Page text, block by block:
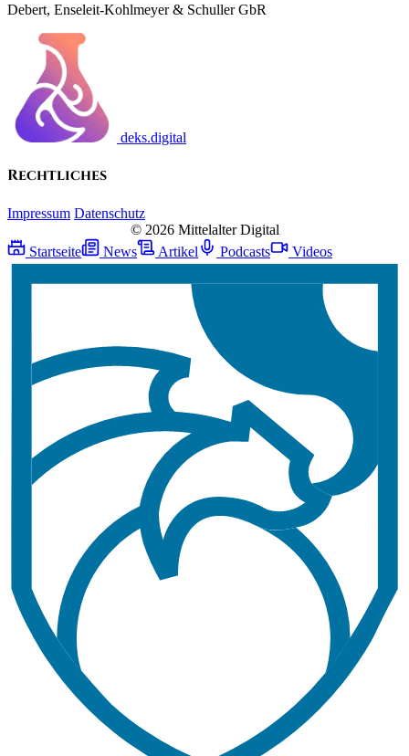
Debert, Enseleit-Kohlmeyer & Schuller GbR
deks.digital
Rechtliches
Impressum Datenschutz
© 2026 Mittelalter Digital
Startseite
News Artikel Podcasts Videos